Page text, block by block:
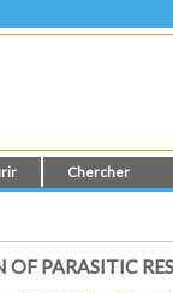
Chercher
PARASITIC